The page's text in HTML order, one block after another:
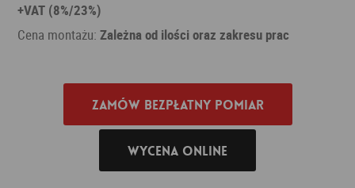
+VAT (8%/23%)
Cena montażu:Zależna od ilości oraz zakresu prac
Zamów bezpłatny pomiar
Wycena online